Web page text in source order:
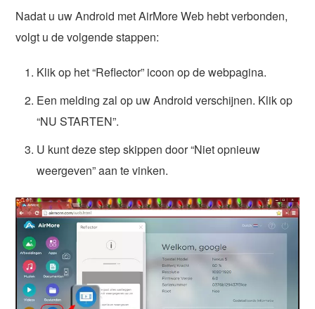
Nadat u uw Android met AirMore Web hebt verbonden,
volgt u de volgende stappen:
Klik op het “Reflector” icoon op de webpagina.
Een melding zal op uw Android verschijnen. Klik op
“NU STARTEN”.
U kunt deze step skippen door “Niet opnieuw
weergeven” aan te vinken.